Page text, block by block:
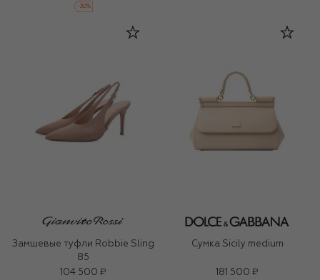
-30%
Замшевые туфли Robbie Sling
85
104 500 ₽
Сумка Sicily medium
181 500 ₽